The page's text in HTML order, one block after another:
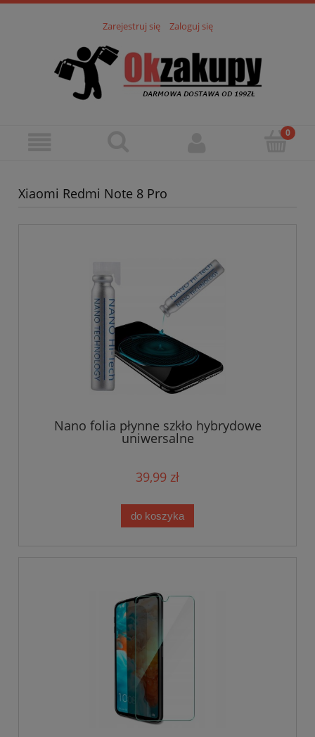
Zarejestruj się Zaloguj się
Xiaomi Redmi Note 8 Pro
Nano folia płynne szkło hybrydowe
uniwersalne
39,99 zł
do koszyka